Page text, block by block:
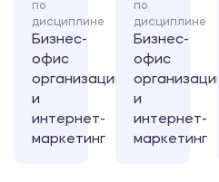
по
дисциплине
Бизнес-
офис
организации
и
интернет-
маркетинг
по
дисциплине
Бизнес-
офис
организации
и
интернет-
маркетинг